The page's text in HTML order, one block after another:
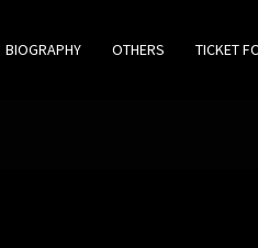
BIOGRAPHY OTHERS TICKET